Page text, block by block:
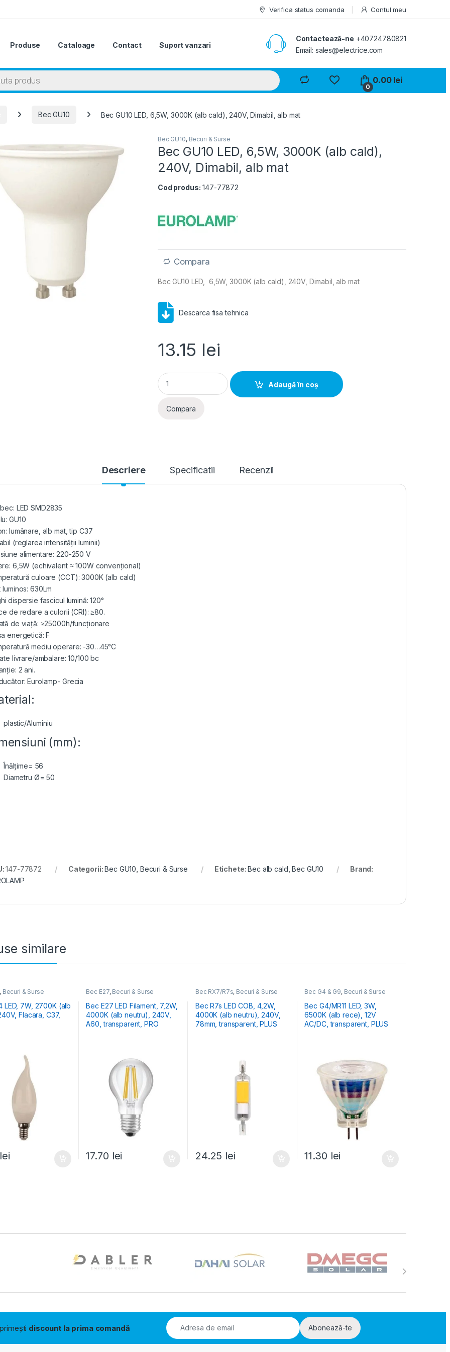
Verifica status comanda Contul meu
Produse Cataloage Contact Suport vanzari
Contactează-ne +40724780821
Email: sales@electrice.com
0
0.00 lei
Bec GU10 Bec GU10 LED, 6,5W, 3000K (alb cald), 240V, Dimabil, alb mat
Bec GU10, Becuri & Surse
Bec GU10 LED, 6,5W, 3000K (alb cald),
240V, Dimabil, alb mat
Cod produs: 147-77872
Compara
Bec GU10 LED, 6,5W, 3000K (alb cald), 240V, Dimabil, alb mat
Descarca fisa tehnica
13.15 lei
Bec GU10 LED, 6,5W, 3000K (alb cald), 240V, Dimabil, alb mat quantity
Adaugă în coș
Compara
Descriere Specificatii Recenzii
LED SMD2835
GU10
lumânare, alb mat, tip C37
(reglarea intensității luminii)
alimentare: 220-250 V
6,5W (echivalent ≈ 100W convențional)
culoare (CCT): 3000K (alb cald)
luminos: 630Lm
dispersie fascicul lumină: 120°
de redare a culorii (CRI): ≥80.
de viață: ≥25000h/funcționare
energetică: F
mediu operare: -30…45°C
livrare/ambalare: 10/100 bc
2 ani.
Eurolamp- Grecia
plastic/Aluminiu
(mm):
Înălțime= 56
Diametru Ø= 50
147-77872 Categorii:Bec GU10, Becuri & Surse Etichete:Bec alb cald,Bec GU10
Brand:
similare
, Becuri & Surse
2700K (alb
Flacara, C37,
lei
Bec E27, Becuri & Surse
Bec E27 LED Filament, 7,2W,
4000K (alb neutru), 240V,
A60, transparent, PRO
17.70 lei
Bec RX7/R7s, Becuri & Surse
Bec R7s LED COB, 4,2W,
4000K (alb neutru), 240V,
78mm, transparent, PLUS
24.25 lei
Bec G4 & G9, Becuri & Surse
Bec G4/MR11 LED, 3W,
6500K (alb rece), 12V
AC/DC, transparent, PLUS
11.30 lei
discount la prima comandă Abonează-te